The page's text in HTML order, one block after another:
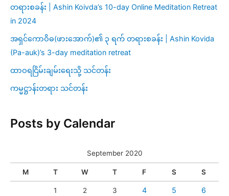
တရားစခန်း | Ashin Koivda’s 10-day Online Meditation Retreat
in 2024
အရှင်ကောဝိဓ(ဖားအောက်)၏ ၃ ရက် တရားစခန်း | Ashin Kovida
(Pa-auk)’s 3-day meditation retreat
ထာဝရငြိမ်းချမ်းရေးသို့ သင်တန်း
ကမ္မဋ္ဌာန်းတရား သင်တန်း
Posts by Calendar
September 2020
M T W T F S S
1 2 3 4 5 6